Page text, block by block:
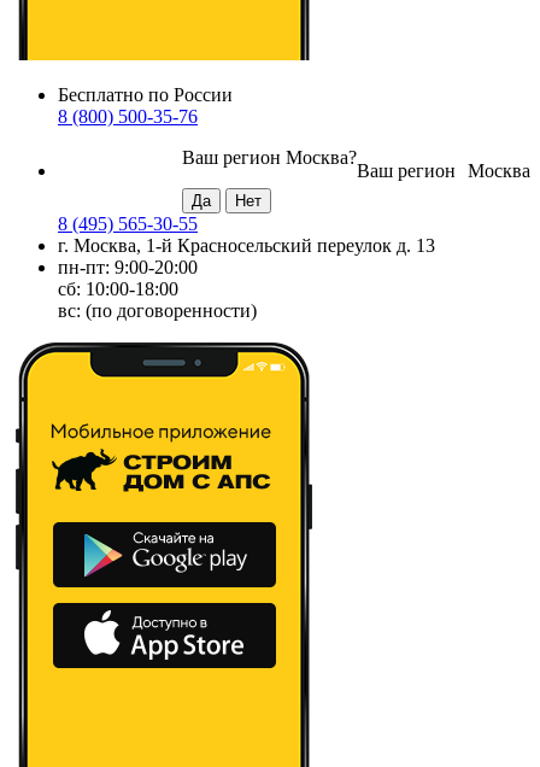
Бесплатно по России
8 (800) 500-35-76
Москва
Ваш регион
Ваш регион Москва?
8 (495) 565-30-55
г. Москва, 1-й Красносельский переулок д. 13
пн-пт: 9:00-20:00
сб: 10:00-18:00
вс: (по договоренности)